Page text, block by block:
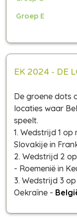
Groep E
EK 2024 - DE
De groene dots
locaties waar
speelt.
1. Wedstrijd 1 op
Slovakije in
2. Wedstrijd 2
- Roemenië in
3. Wedstrijd 3
Oekraïne -